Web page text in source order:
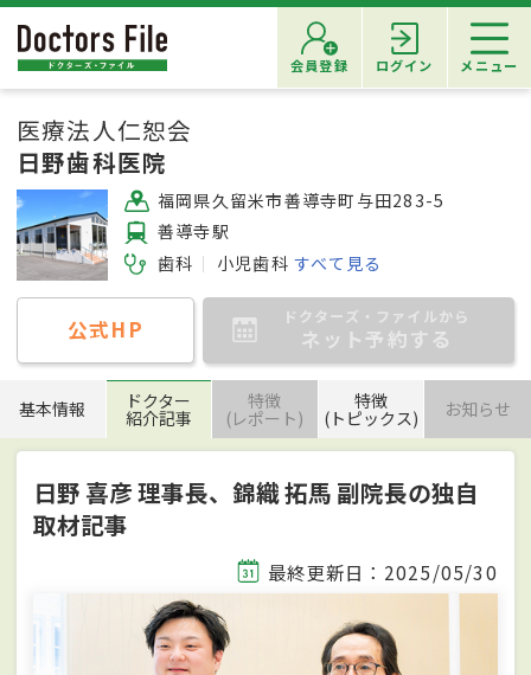
会員登録 ログイン メニュー
医療法人仁恕会
日野歯科医院
福岡県久留米市善導寺町与田283-5
善導寺駅
歯科
小児歯科 すべて見る
公式HP ドクターズ・ファイルから
ネット予約する
基本情報 ドクター
紹介記事
特徴
(レポート)
特徴
(トピックス) お知らせ
日野 喜彦 理事長、錦織 拓馬 副院長の独自
取材記事
最終更新日：2025/05/30